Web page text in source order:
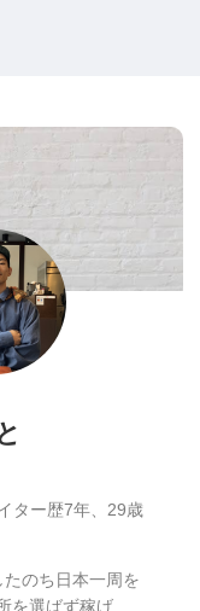
ター歴7年、29歳
のち日本一周を
を選ばず稼げ